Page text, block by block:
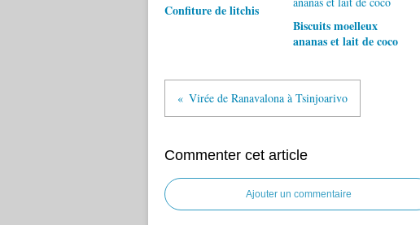
Confiture de litchis
Biscuits moelleux
ananas et lait de coco
Virée de Ranavalona à Tsinjoarivo
Commenter cet article
Ajouter un commentaire